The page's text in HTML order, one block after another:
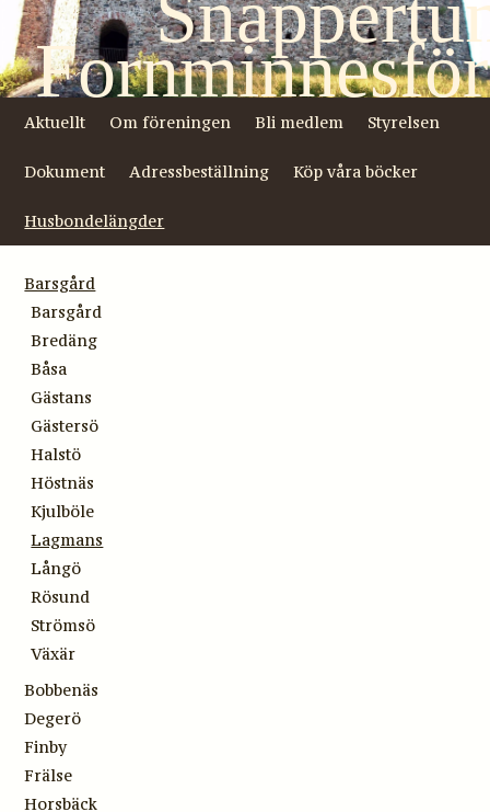
Aktuellt Om föreningen Bli medlem Styrelsen
Dokument Adressbeställning Köp våra böcker
Husbondelängder
Barsgård
Barsgård
Bredäng
Båsa
Gästans
Gästersö
Halstö
Höstnäs
Kjulböle
Lagmans
Långö
Rösund
Strömsö
Växär
Bobbenäs
Degerö
Finby
Frälse
Horsbäck